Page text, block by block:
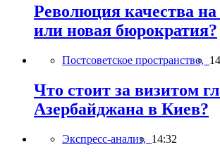
Революция качества
или новая бюрократия?
Постсоветское пространство,
Что стоит за визитом
Азербайджана в Киев?
Экспресс-анализ, 14:32